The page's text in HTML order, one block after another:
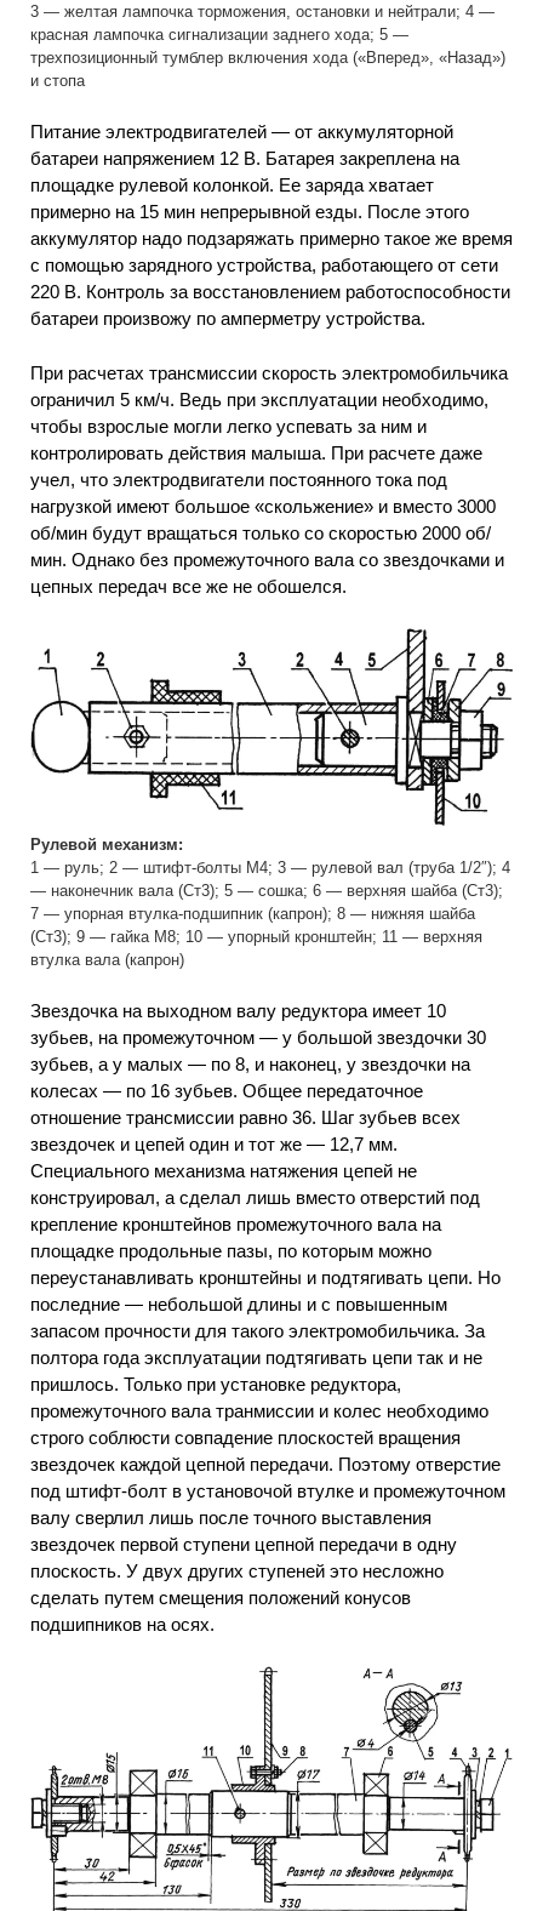
3 — желтая лампочка торможения, остановки и нейтрали; 4 —
красная лампочка сигнализации заднего хода; 5 —
трехпозиционный тумблер включения хода («Вперед», «Назад»)
и стопа
Питание электродвигателей — от аккумуляторной
батареи напряжением 12 В. Батарея закреплена на
площадке рулевой колонкой. Ее заряда хватает
примерно на 15 мин непрерывной езды. После этого
аккумулятор надо подзаряжать примерно такое же время
с помощью зарядного устройства, работающего от сети
220 В. Контроль за восстановлением работоспособности
батареи произвожу по амперметру устройства.
При расчетах трансмиссии скорость электромобильчика
ограничил 5 км/ч. Ведь при эксплуатации необходимо,
чтобы взрослые могли легко успевать за ним и
контролировать действия малыша. При расчете даже
учел, что электродвигатели постоянного тока под
нагрузкой имеют большое «скольжение» и вместо 3000
об/мин будут вращаться только со скоростью 2000 об/
мин. Однако без промежуточного вала со звездочками и
цепных передач все же не обошелся.
Рулевой механизм:
1 — руль; 2 — штифт-болты М4; 3 — рулевой вал (труба 1/2″); 4
— наконечник вала (Ст3); 5 — сошка; 6 — верхняя шайба (Ст3);
7 — упорная втулка-подшипник (капрон); 8 — нижняя шайба
(Ст3); 9 — гайка М8; 10 — упорный кронштейн; 11 — верхняя
втулка вала (капрон)
Звездочка на выходном валу редуктора имеет 10
зубьев, на промежуточном — у большой звездочки 30
зубьев, а у малых — по 8, и наконец, у звездочки на
колесах — по 16 зубьев. Общее передаточное
отношение трансмиссии равно 36. Шаг зубьев всех
звездочек и цепей один и тот же — 12,7 мм.
Специального механизма натяжения цепей не
конструировал, а сделал лишь вместо отверстий под
крепление кронштейнов промежуточного вала на
площадке продольные пазы, по которым можно
переустанавливать кронштейны и подтягивать цепи. Но
последние — небольшой длины и с повышенным
запасом прочности для такого электромобильчика. За
полтора года эксплуатации подтягивать цепи так и не
пришлось. Только при установке редуктора,
промежуточного вала транмиссии и колес необходимо
строго соблюсти совпадение плоскостей вращения
звездочек каждой цепной передачи. Поэтому отверстие
под штифт-болт в установочой втулке и промежуточном
валу сверлил лишь после точного выставления
звездочек первой ступени цепной передачи в одну
плоскость. У двух других ступеней это несложно
сделать путем смещения положений конусов
подшипников на осях.